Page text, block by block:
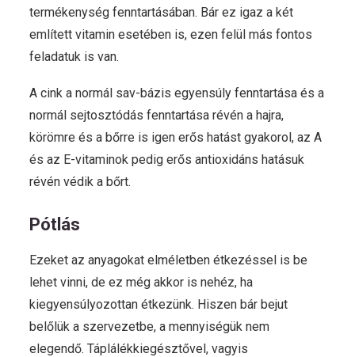
termékenység fenntartásában. Bár ez igaz a két
említett vitamin esetében is, ezen felül más fontos
feladatuk is van.
A cink a normál sav-bázis egyensúly fenntartása és a
normál sejtosztódás fenntartása révén a hajra,
körömre és a bőrre is igen erős hatást gyakorol, az A
és az E-vitaminok pedig erős antioxidáns hatásuk
révén védik a bőrt.
Pótlás
Ezeket az anyagokat elméletben étkezéssel is be
lehet vinni, de ez még akkor is nehéz, ha
kiegyensúlyozottan étkezünk. Hiszen bár bejut
belőlük a szervezetbe, a mennyiségük nem
elegendő. Táplálékkiegésztővel, vagyis